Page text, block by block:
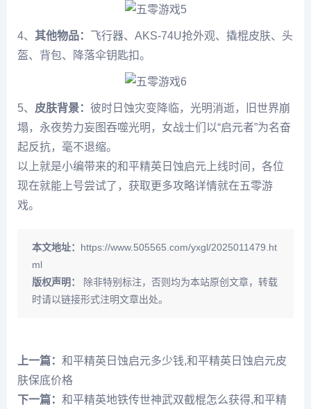
4、 其他物品： 飞行器、AKS-74U抢外观、撬棍皮肤、头
盔、背包、降落伞钥匙扣。
5、 皮肤背景： 彼时日蚀灾变降临，光明消逝，旧世界崩
塌，永夜势力妄图吞噬光明，女战士们以“启元者”为名奋
起反抗，毫不退缩。
以上就是小编带来的和平精英日蚀启元上线时间，各位
现在就能上号尝试了，获取更多攻略详情就在五零游
戏。
本文地址： https://www.505565.com/yxgl/2025011479.ht
ml
版权声明：
除非特别标注，否则均为本站原创文章，转载
时请以链接形式注明文章出处。
上一篇： 和平精英日蚀启元多少钱,和平精英日蚀启元皮
肤保底价格
下一篇： 和平精英地铁传世神武双截棍怎么获得,和平精